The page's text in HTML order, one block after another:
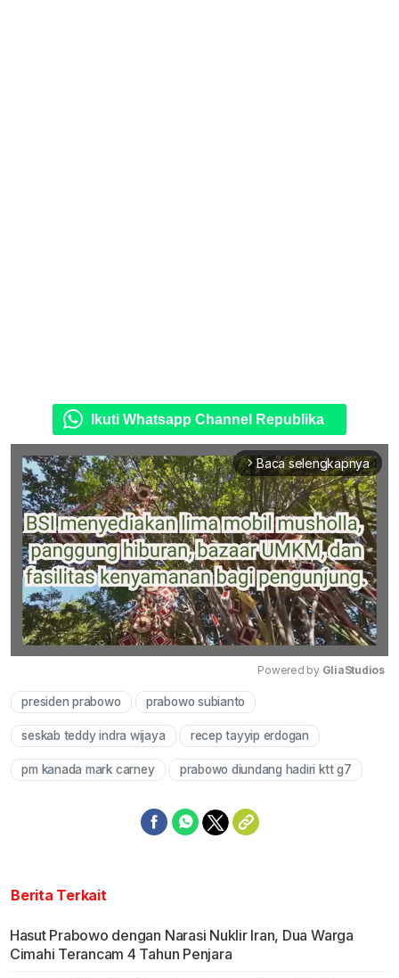
Ikuti Whatsapp Channel Republika
arrow_forward_ios Baca selengkapnya
Powered by GliaStudios
presiden prabowo prabowo subianto
seskab teddy indra wijaya recep tayyip erdogan
pm kanada mark carney prabowo diundang hadiri ktt g7
Berita Terkait
Hasut Prabowo dengan Narasi Nuklir Iran, Dua Warga
Cimahi Terancam 4 Tahun Penjara